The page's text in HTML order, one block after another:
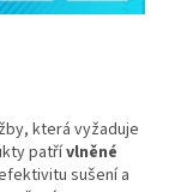
která vyžaduje
patřívlněné
sušení a